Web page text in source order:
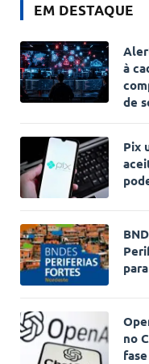
EM DESTAQUE
à
de
Pix
no
fase